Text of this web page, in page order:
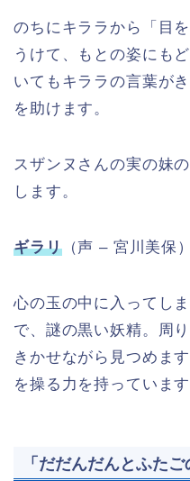
のちにキララから「目
うけて、もとの姿にも
いてもキララの言葉が
を助けます。
スザンヌさんの実の妹
します。
ギラリ（声 – 宮川美保）
心の玉の中に入ってし
で、謎の黒い妖精。周
きかせながら見つめま
を操る力を持っています
「だだんだんとふた